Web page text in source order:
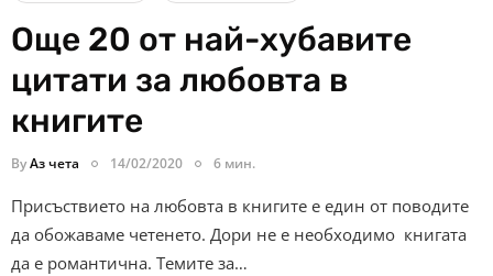
Още 20 от най-хубавите
цитати за любовта в
книгите
ByАз чета 14/02/2020 6 мин.
Присъствието на любовта в книгите е един от поводите
да обожаваме четенето. Дори не е необходимо книгата
да е романтична. Темите за…